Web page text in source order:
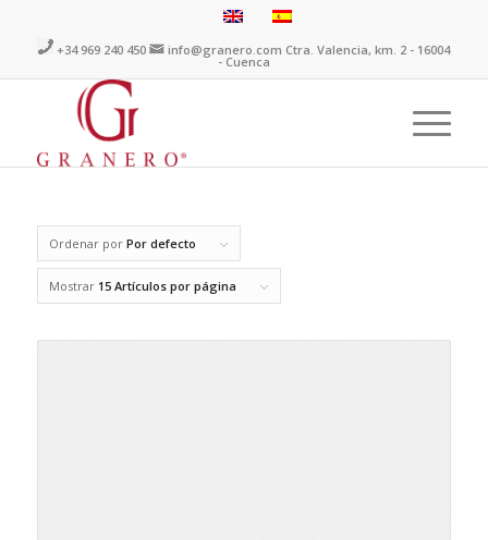
+34 969 240 450 info@granero.com Ctra. Valencia, km. 2 - 16004
- Cuenca
Ordenar por Por defecto
Mostrar 15 Artículos por página